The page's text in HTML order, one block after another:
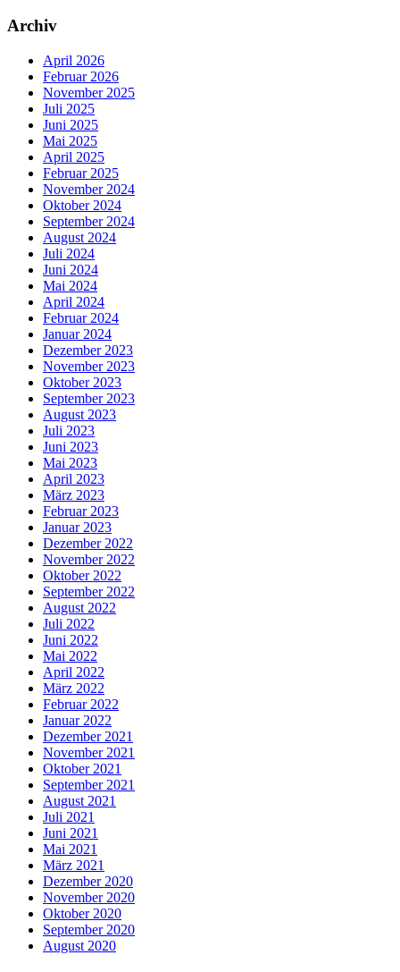
Archiv
April 2026
Februar 2026
November 2025
Juli 2025
Juni 2025
Mai 2025
April 2025
Februar 2025
November 2024
Oktober 2024
September 2024
August 2024
Juli 2024
Juni 2024
Mai 2024
April 2024
Februar 2024
Januar 2024
Dezember 2023
November 2023
Oktober 2023
September 2023
August 2023
Juli 2023
Juni 2023
Mai 2023
April 2023
März 2023
Februar 2023
Januar 2023
Dezember 2022
November 2022
Oktober 2022
September 2022
August 2022
Juli 2022
Juni 2022
Mai 2022
April 2022
März 2022
Februar 2022
Januar 2022
Dezember 2021
November 2021
Oktober 2021
September 2021
August 2021
Juli 2021
Juni 2021
Mai 2021
März 2021
Dezember 2020
November 2020
Oktober 2020
September 2020
August 2020